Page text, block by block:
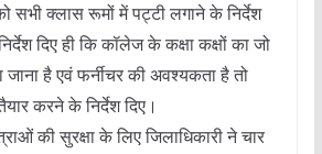
सभी क्लास रूमों में पट्टी लगाने के निर्देश
दिए ही कि कॉलेज के कक्षा कक्षों का जो
जाना है एवं फर्नीचर की अवश्यकता है तो
करने के निर्देश दिए।
की सुरक्षा के लिए जिलाधिकारी ने चार